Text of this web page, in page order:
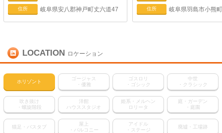
住所 岐阜県安八郡神戸町丈六道47 住所 岐阜県羽島市小熊
LOCATION ロケーション
ホリゾント
ゴージャス
・優雅
ゴスロリ
・ゴシック
中世
・クラシック
吹き抜け
・螺旋階段
洋館
ハウススタジオ
姫系・メルヘン
ロリータ
庭・ガーデン
・庭園
猫足・バスタブ
屋上
・バルコニー
アイドル
・ステージ
廃墟・工場跡